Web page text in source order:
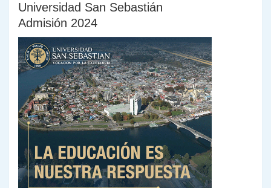
Universidad San Sebastián
Admisión 2024